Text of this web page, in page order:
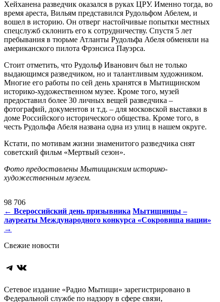
Хейханена разведчик оказался в руках ЦРУ. Именно тогда, во
время ареста, Вильям представился Рудольфом Абелем, и
вошел в историю. Он отверг настойчивые попытки местных
спецслужб склонить его к сотрудничеству. Спустя 5 лет
пребывания в тюрьме Атланты Рудольфа Абеля обменяли на
американского пилота Фрэнсиса Пауэрса.
Стоит отметить, что Рудольф Иванович был не только
выдающимся разведчиком, но и талантливым художником.
Многие его работы по сей день хранятся в Мытищинском
историко-художественном музее. Кроме того, музей
предоставил более 30 личных вещей разведчика –
фотографий, документов и т.д. – для московской выставки в
доме Российского исторического общества. Кроме того, в
честь Рудольфа Абеля названа одна из улиц в нашем округе.
Кстати, по мотивам жизни знаменитого разведчика снят
советский фильм «Мертвый сезон».
Фото предоставлены Мытищинским историко-
художественным музеем.
98 706
Навигация
по
← Всероссийский день призывника Мытищинцы –
лауреаты Международного конкурса «Сокровища нации»
→
Свежие новости
Telegram
ВКонтакте
Сетевое издание «Радио Мытищи» зарегистрировано в
Федеральной службе по надзору в сфере связи,